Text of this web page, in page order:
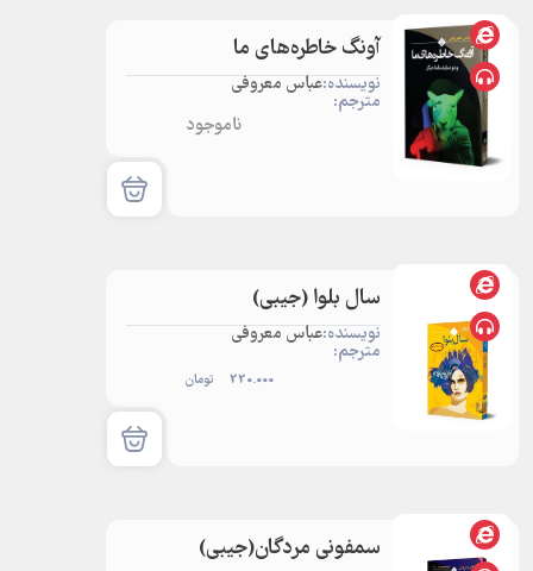
آونگ خاطره‌های ما
نویسنده:عباس معروفی
مترجم:
ناموجود
سال بلوا (جیبی)
نویسنده:عباس معروفی
مترجم:
220.000 تومان
سمفونی مردگان‌‌(جیبی)